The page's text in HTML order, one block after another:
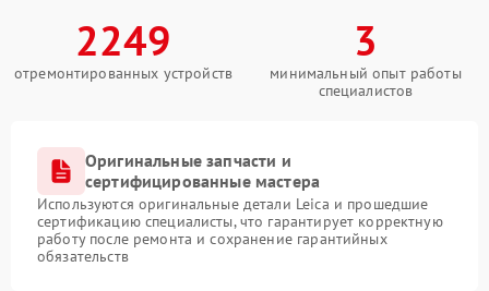
2249
отремонтированных устройств
3
минимальный опыт работы
специалистов
Оригинальные запчасти и
сертифицированные мастера
Используются оригинальные детали Leica и прошедшие
сертификацию специалисты, что гарантирует корректную
работу после ремонта и сохранение гарантийных
обязательств